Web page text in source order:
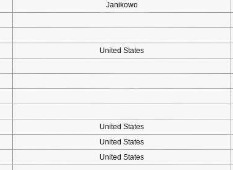
Janikowo
United States
United States
United States
United States